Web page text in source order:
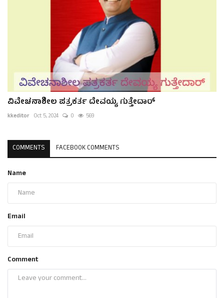
ವಿವೇಚನಾಶೀಲ ಪತ್ರಕರ್ತ ದೇವಯ್ಯ ಗುತ್ತೇದಾರ್
kkeditor Oct 5, 2024 0 569
COMMENTS FACEBOOK COMMENTS
Name
Email
Comment